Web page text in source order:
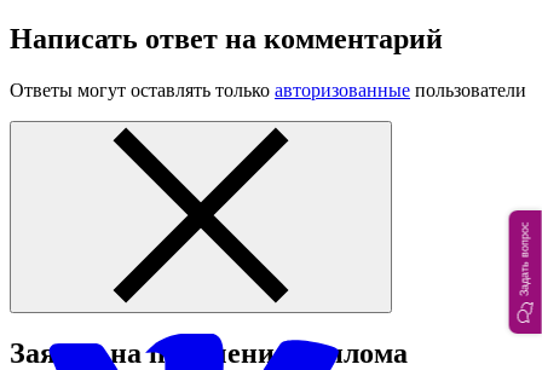
Написать ответ на комментарий
Ответы могут оставлять только авторизованные пользователи
Заявка на получение диплома
Задать вопрос